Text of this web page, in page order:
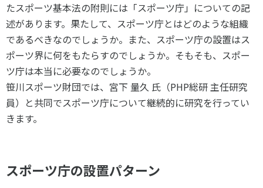
メールマガジン
「SSFニュース」
会員登録
アクセス
スポーツボランティア
スポーツ政策・予算
健康とスポーツ
社会づくり
自治体との連携
スポーツ振興団体との連携
【動画】スポーツでアクティブなまちづくり
たスポーツ基本法の附則には「スポーツ庁」についての記
述があります。果たして、スポーツ庁とはどのような組織
であるべきなのでしょうか。また、スポーツ庁の設置はス
ポーツ界に何をもたらすのでしょうか。そもそも、スポー
ツ庁は本当に必要なのでしょうか。
笹川スポーツ財団では、宮下 量久 氏（PHP総研 主任研究
員）と共同でスポーツ庁について継続的に研究を行ってい
きます。
スポーツ庁の設置パターン